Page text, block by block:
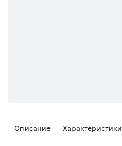
Описание Характеристики